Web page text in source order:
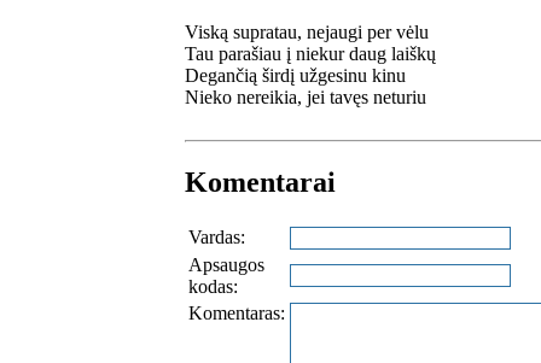
Viską supratau, nejaugi per vėlu
Tau parašiau į niekur daug laiškų
Degančią širdį užgesinu kinu
Nieko nereikia, jei tavęs neturiu
Komentarai
Vardas:
Apsaugos
kodas:
Komentaras: